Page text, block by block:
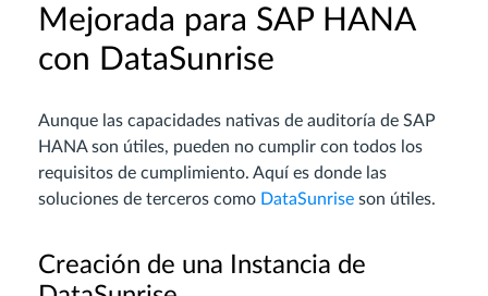
Mejorada para SAP HANA
con DataSunrise
Aunque las capacidades nativas de auditoría de SAP
HANA son útiles, pueden no cumplir con todos los
requisitos de cumplimiento. Aquí es donde las
soluciones de terceros como DataSunrise son útiles.
Creación de una Instancia de